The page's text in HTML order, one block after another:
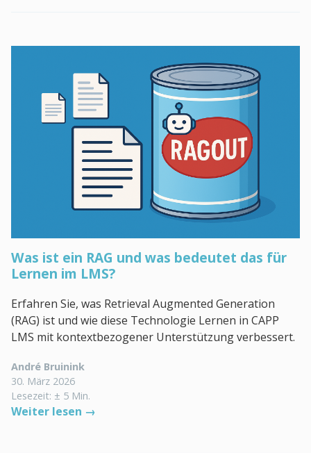
Was ist ein RAG und was bedeutet das für
Lernen im LMS?
Erfahren Sie, was Retrieval Augmented Generation
(RAG) ist und wie diese Technologie Lernen in CAPP
LMS mit kontextbezogener Unterstützung verbessert.
André Bruinink
30. März 2026
Lesezeit: ± 5 Min.
Weiter lesen →